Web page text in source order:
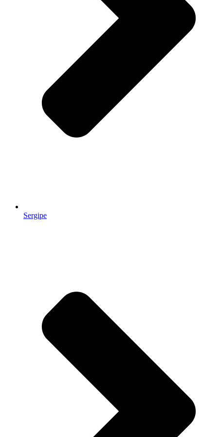
Sergipe